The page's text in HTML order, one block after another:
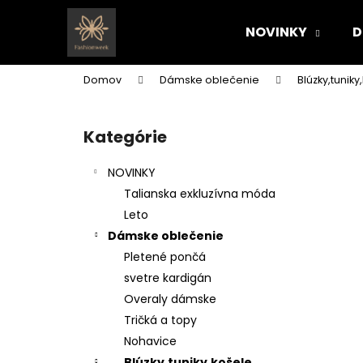
NOVINKY
Domov Dámske oblečenie
Preskočiť
kategórie
Kategórie
NOVINKY
Talianska exkluzívna móda
Leto
Dámske oblečenie
Pletené pončá
svetre kardigán
Overaly dámske
Tričká a topy
Nohavice
í
Späť
do
obchodu
Späť
do
obchodu